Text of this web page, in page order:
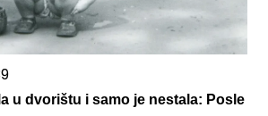
u dvorištu i samo je nestala: Posle